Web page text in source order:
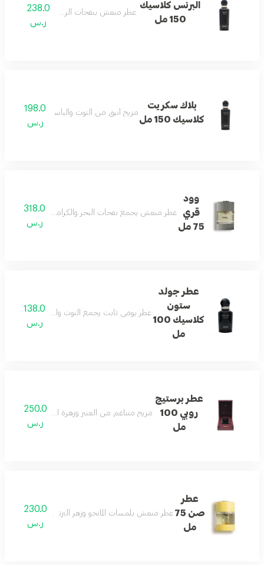
البرنس كلاسيك
150 مل
عطر منعش بنفحات الريحان العذبة.
238.0
ر.س
بلاك سكريت
كلاسيك 150 مل
مزيج أنيق من التوت والياسمين والفانيليا
198.0
ر.س
وود
قري
75 مل
عطر منعش يجمع نفحات البحر والكراميل والجلد318.0
ر.س
عطر جولد
ستون
كلاسيك 100
مل
عطر يومي ثابت يجمع التوت والكشمش مع العنبر
138.0
ر.س
عطر برستيج
روبي 100
مل
مزيج متناغم من العنبر وزهرة البرتقال المنعشة
250.0
ر.س
عطر
صن 75
مل
عطر منعش بلمسات المانجو وزهر البرتقال وخشب
230.0
ر.س